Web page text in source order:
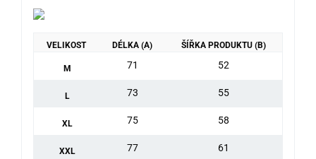
VELIKOST DÉLKA (A) ŠÍŘKA PRODUKTU (B)
M 71 52
L 73 55
XL 75 58
XXL 77 61